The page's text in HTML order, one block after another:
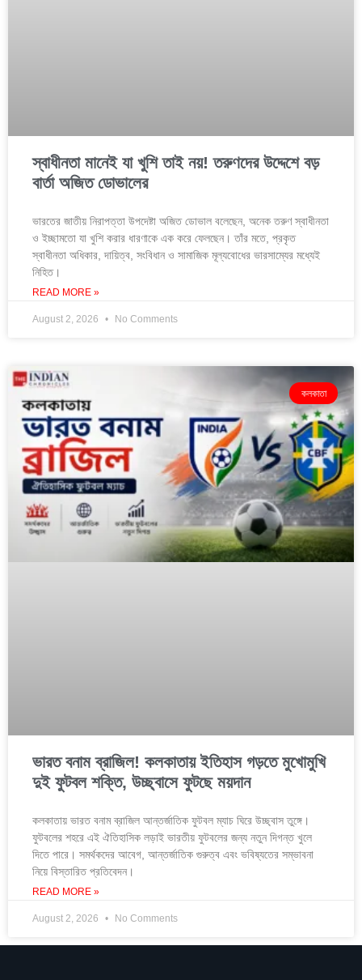
স্বাধীনতা মানেই যা খুশি তাই নয়! তরুণদের উদ্দেশে বড়
বার্তা অজিত ডোভালের
ভারতের জাতীয় নিরাপত্তা উপদেষ্টা অজিত ডোভাল বলেছেন, অনেক তরুণ স্বাধীনতা
ও ইচ্ছামতো যা খুশি করার ধারণাকে এক করে ফেলছেন। তাঁর মতে, প্রকৃত
স্বাধীনতা অধিকার, দায়িত্ব, সংবিধান ও সামাজিক মূল্যবোধের ভারসাম্যের মধ্যেই
নিহিত।
READ MORE »
August 2, 2026 No Comments
কলকাতা
ভারত বনাম ব্রাজিল! কলকাতায় ইতিহাস গড়তে মুখোমুখি
দুই ফুটবল শক্তি, উচ্ছ্বাসে ফুটছে ময়দান
কলকাতায় ভারত বনাম ব্রাজিল আন্তর্জাতিক ফুটবল ম্যাচ ঘিরে উচ্ছ্বাস তুঙ্গে।
ফুটবলের শহরে এই ঐতিহাসিক লড়াই ভারতীয় ফুটবলের জন্য নতুন দিগন্ত খুলে
দিতে পারে। সমর্থকদের আবেগ, আন্তর্জাতিক গুরুত্ব এবং ভবিষ্যতের সম্ভাবনা
নিয়ে বিস্তারিত প্রতিবেদন।
READ MORE »
August 2, 2026 No Comments